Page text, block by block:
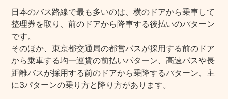
日本のバス路線で最も多いのは、横のドアから乗車して
整理券を取り、前のドアから降車する後払いのパターン
です。
そのほか、東京都交通局の都営バスが採用する前のドア
から乗車する均一運賃の前払いパターン、高速バスや長
距離バスが採用する前のドアから乗降するパターン、主
に3パターンの乗り方と降り方があります。